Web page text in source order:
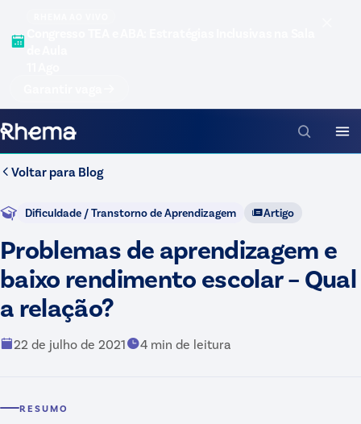
Voltar para Blog
Dificuldade / Transtorno de Aprendizagem Artigo
Problemas de aprendizagem e
baixo rendimento escolar – Qual
a relação?
22 de julho de 2021 4 min de leitura
RESUMO